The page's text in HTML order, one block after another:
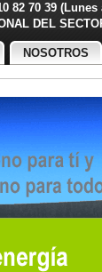
82 70 39
DEL
NOSOTROS